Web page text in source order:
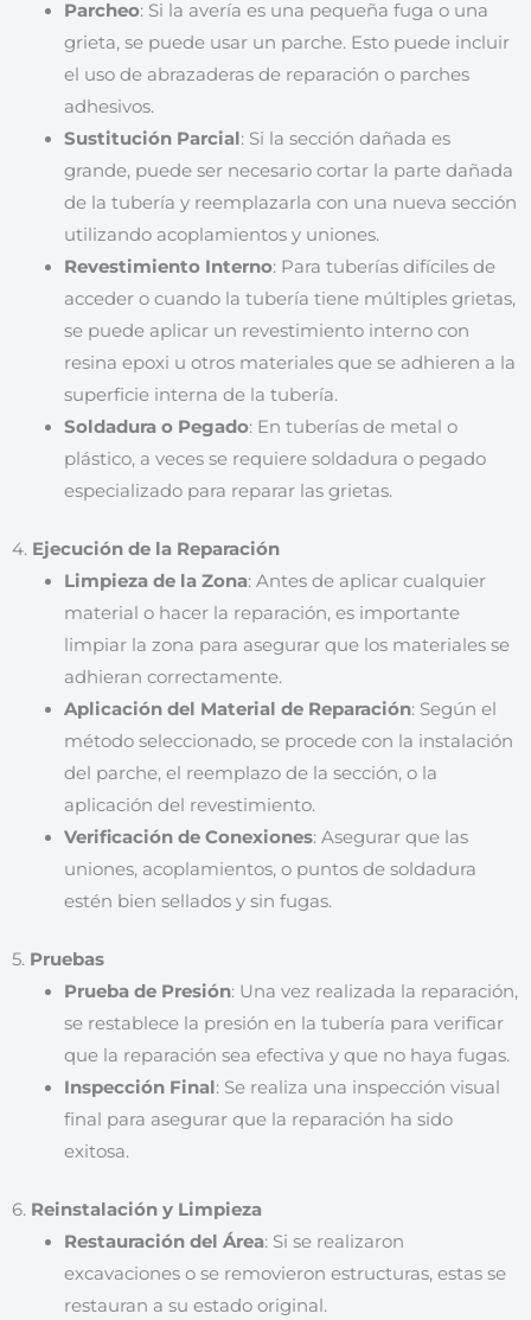
Parcheo: Si la avería es una pequeña fuga o una
grieta, se puede usar un parche. Esto puede incluir
el uso de abrazaderas de reparación o parches
adhesivos.
Sustitución Parcial : Si la sección dañada es
grande, puede ser necesario cortar la parte dañada
de la tubería y reemplazarla con una nueva sección
utilizando acoplamientos y uniones.
Revestimiento Interno: Para tuberías difíciles de
acceder o cuando la tubería tiene múltiples grietas,
se puede aplicar un revestimiento interno con
resina epoxi u otros materiales que se adhieren a la
superficie interna de la tubería.
Soldadura o Pegado: En tuberías de metal o
plástico, a veces se requiere soldadura o pegado
especializado para reparar las grietas.
4. Ejecución de la Reparación
Limpieza de la Zona: Antes de aplicar cualquier
material o hacer la reparación, es importante
limpiar la zona para asegurar que los materiales se
adhieran correctamente.
Aplicación del Material de Reparación: Según el
método seleccionado, se procede con la instalación
del parche, el reemplazo de la sección, o la
aplicación del revestimiento.
Verificación de Conexiones: Asegurar que las
uniones, acoplamientos, o puntos de soldadura
estén bien sellados y sin fugas.
5. Pruebas
Prueba de Presión: Una vez realizada la reparación,
se restablece la presión en la tubería para verificar
que la reparación sea efectiva y que no haya fugas.
Inspección Final: Se realiza una inspección visual
final para asegurar que la reparación ha sido
exitosa.
6. Reinstalación y Limpieza
Restauración del Área: Si se realizaron
excavaciones o se removieron estructuras, estas se
restauran a su estado original.